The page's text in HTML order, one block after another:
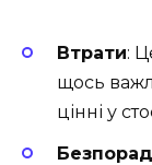
Втрати:
щось
цінні у